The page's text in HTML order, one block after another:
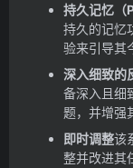
持久记忆（
持久的记忆
验来引导其
深入细致的
备深入且细
题，并增强
即时调整该
整并改进其